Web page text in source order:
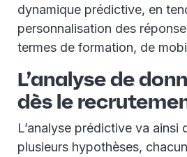
dynamique prédictive, en
personnalisation des
termes de formation, de
L’analyse de
dès le
L’analyse prédictive va ainsi
plusieurs hypothèses,